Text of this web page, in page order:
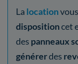
La location
dispositioncet
des panneaux
générerdes